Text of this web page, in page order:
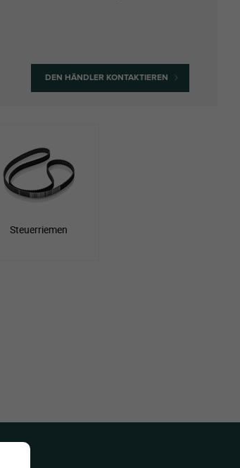
DEN HÄNDLER KONTAKTIEREN
Steuerriemen